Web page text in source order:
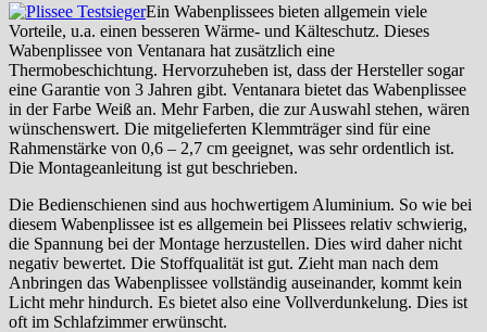
Ein Wabenplissees bieten allgemein viele
Vorteile, u.a. einen besseren Wärme- und Kälteschutz. Dieses
Wabenplissee von Ventanara hat zusätzlich eine
Thermobeschichtung. Hervorzuheben ist, dass der Hersteller sogar
eine Garantie von 3 Jahren gibt. Ventanara bietet das Wabenplissee
in der Farbe Weiß an. Mehr Farben, die zur Auswahl stehen, wären
wünschenswert. Die mitgelieferten Klemmträger sind für eine
Rahmenstärke von 0,6 – 2,7 cm geeignet, was sehr ordentlich ist.
Die Montageanleitung ist gut beschrieben.
Die Bedienschienen sind aus hochwertigem Aluminium. So wie bei
diesem Wabenplissee ist es allgemein bei Plissees relativ schwierig,
die Spannung bei der Montage herzustellen. Dies wird daher nicht
negativ bewertet. Die Stoffqualität ist gut. Zieht man nach dem
Anbringen das Wabenplissee vollständig auseinander, kommt kein
Licht mehr hindurch. Es bietet also eine Vollverdunkelung. Dies ist
oft im Schlafzimmer erwünscht.